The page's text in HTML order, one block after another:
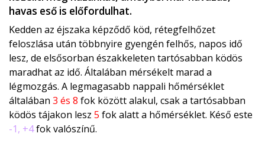
havas eső is előfordulhat.
Kedden az éjszaka képződő köd, rétegfelhőzet
feloszlása után többnyire gyengén felhős, napos idő
lesz, de elsősorban északkeleten tartósabban ködös
maradhat az idő. Általában mérsékelt marad a
légmozgás. A legmagasabb nappali hőmérséklet
általában 3 és 8 fok között alakul, csak a tartósabban
ködös tájakon lesz 5 fok alatt a hőmérséklet. Késő este
-1, +4fok valószínű.